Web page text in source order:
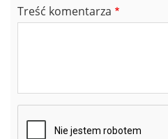
Treść komentarza